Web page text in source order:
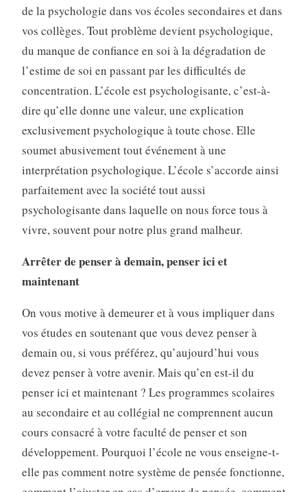
de la psychologie dans vos écoles secondaires et dans
vos collèges. Tout problème devient psychologique,
du manque de confiance en soi à la dégradation de
l’estime de soi en passant par les difficultés de
concentration. L’école est psychologisante, c’est-à-
dire qu’elle donne une valeur, une explication
exclusivement psychologique à toute chose. Elle
soumet abusivement tout événement à une
interprétation psychologique. L’école s’accorde ainsi
parfaitement avec la société tout aussi
psychologisante dans laquelle on nous force tous à
vivre, souvent pour notre plus grand malheur.
Arrêter de penser à demain, penser ici et
maintenant
On vous motive à demeurer et à vous impliquer dans
vos études en soutenant que vous devez penser à
demain ou, si vous préférez, qu’aujourd’hui vous
devez penser à votre avenir. Mais qu’en est-il du
penser ici et maintenant ? Les programmes scolaires
au secondaire et au collégial ne comprennent aucun
cours consacré à votre faculté de penser et son
développement. Pourquoi l’école ne vous enseigne-t-
elle pas comment notre système de pensée fonctionne,